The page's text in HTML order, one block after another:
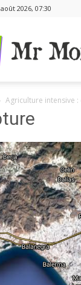
2026, 07:30
Agriculture intensive